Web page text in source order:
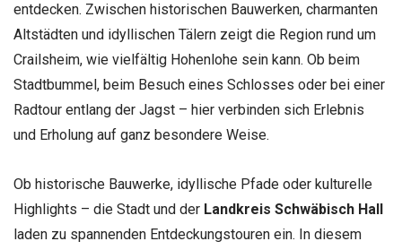
entdecken. Zwischen historischen Bauwerken, charmanten
Altstädten und idyllischen Tälern zeigt die Region rund um
Crailsheim, wie vielfältig Hohenlohe sein kann. Ob beim
Stadtbummel, beim Besuch eines Schlosses oder bei einer
Radtour entlang der Jagst – hier verbinden sich Erlebnis
und Erholung auf ganz besondere Weise.
Ob historische Bauwerke, idyllische Pfade oder kulturelle
Highlights – die Stadt und der Landkreis Schwäbisch Hall
laden zu spannenden Entdeckungstouren ein. In diesem